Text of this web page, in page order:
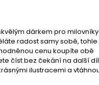
dárkem pro milovníky
radost samy sobě, tohle
cenu koupíte obě
číst bez čekání na další
ilustracemi a